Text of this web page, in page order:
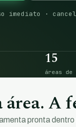
imediato ·
15
áreas de
área. A
pronta